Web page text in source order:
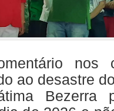
nos
ao desastre
Bezerra